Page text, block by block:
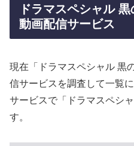
ドラマスペシャル
動画配信サービス
現在「ドラマスペシャル 黒
信サービスを調査して一覧
サービスで「ドラマスペシ
す。